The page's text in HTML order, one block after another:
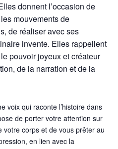
donnent l’occasion de
mouvements de
de réaliser avec ses
invente. Elles rappellent
pouvoir joyeux et créateur
de la narration et de la
voix qui raconte l’histoire dans
de porter votre attention sur
votre corps et de vous prêter au
en lien avec la